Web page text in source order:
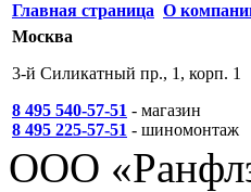
Главная страница О
Москва
3-й Силикатный пр., 1, корп. 1
8 495 540-57-51 - магазин
8 495 225-57-51 - шиномонтаж
ООО